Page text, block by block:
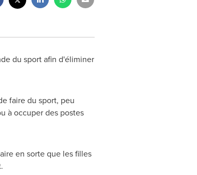
du sport afin d'éliminer
faire du sport, peu
à occuper des postes
en sorte que les filles